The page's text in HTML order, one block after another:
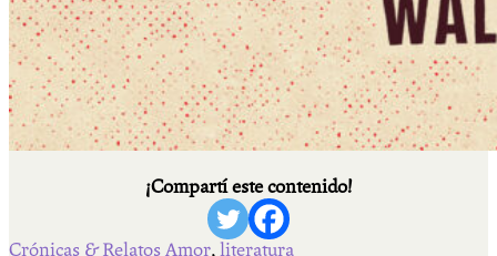
¡Compartí este contenido!
Crónicas & Relatos Amor, literatura